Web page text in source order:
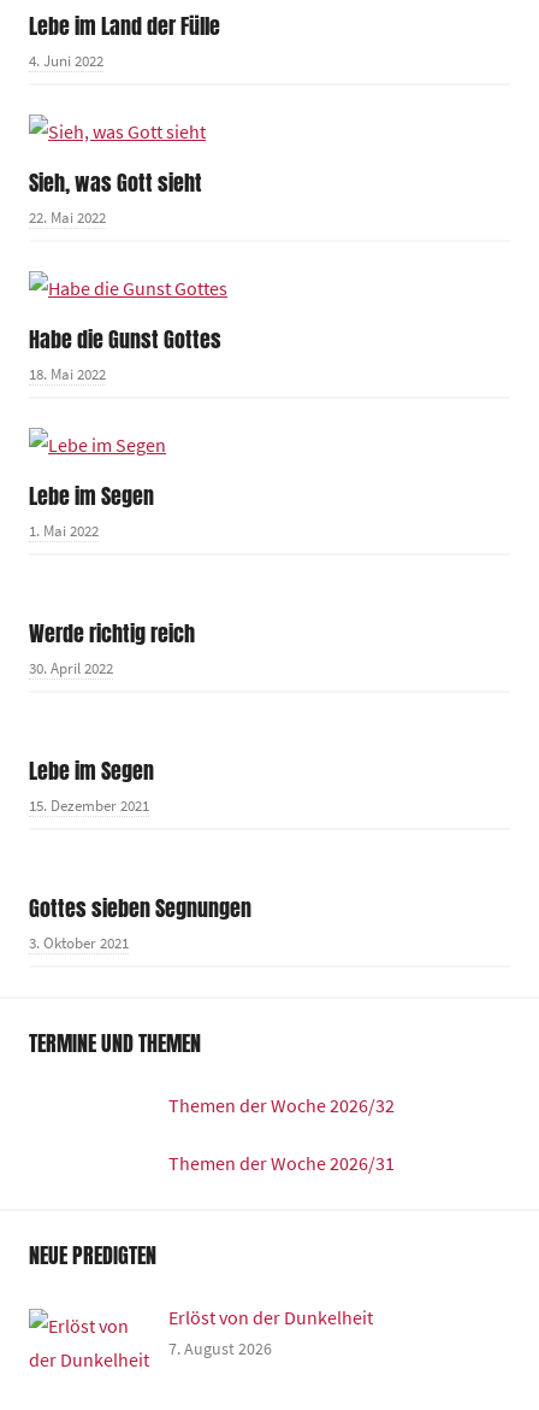
Lebe im Land der Fülle
4. Juni 2022
Sieh, was Gott sieht
22. Mai 2022
Habe die Gunst Gottes
18. Mai 2022
Lebe im Segen
1. Mai 2022
Werde richtig reich
30. April 2022
Lebe im Segen
15. Dezember 2021
Gottes sieben Segnungen
3. Oktober 2021
TERMINE UND THEMEN
Themen der Woche 2026/32
Themen der Woche 2026/31
NEUE PREDIGTEN
Erlöst von der Dunkelheit
7. August 2026